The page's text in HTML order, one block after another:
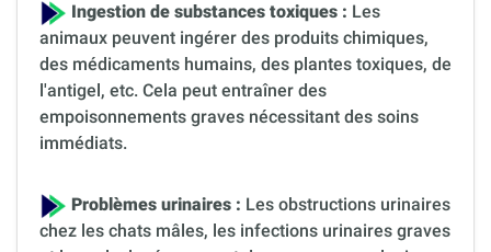
Ingestion de substances toxiques : Les
animaux peuvent ingérer des produits chimiques,
des médicaments humains, des plantes toxiques, de
l'antigel, etc. Cela peut entraîner des
empoisonnements graves nécessitant des soins
immédiats.
Problèmes urinaires : Les obstructions urinaires
chez les chats mâles, les infections urinaires graves